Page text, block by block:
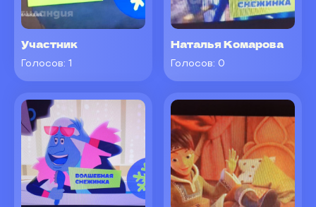
Участник
Голосов: 1
Наталья Комарова
Голосов: 0